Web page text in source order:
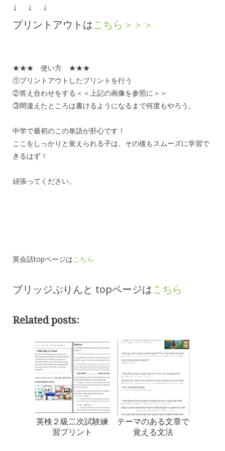
↓ ↓ ↓
プリントアウトはこちら＞＞＞
★★★ 使い方 ★★★
①プリントアウトしたプリントを行う
②答え合わせをする＜＜上記の画像を参照に＞＞
③間違えたところは書けるようになるまで何度もやろう。
中学で最初のこの単語が肝心です！
ここをしっかりと覚えられる子は、その後もスムーズに学習で
きるはず！
頑張ってください。
英会話topページはこちら
ブリッジぷりんと topページはこちら
Related posts:
英検２級二次試験練
習プリント
テーマのある文章で
覚える文法